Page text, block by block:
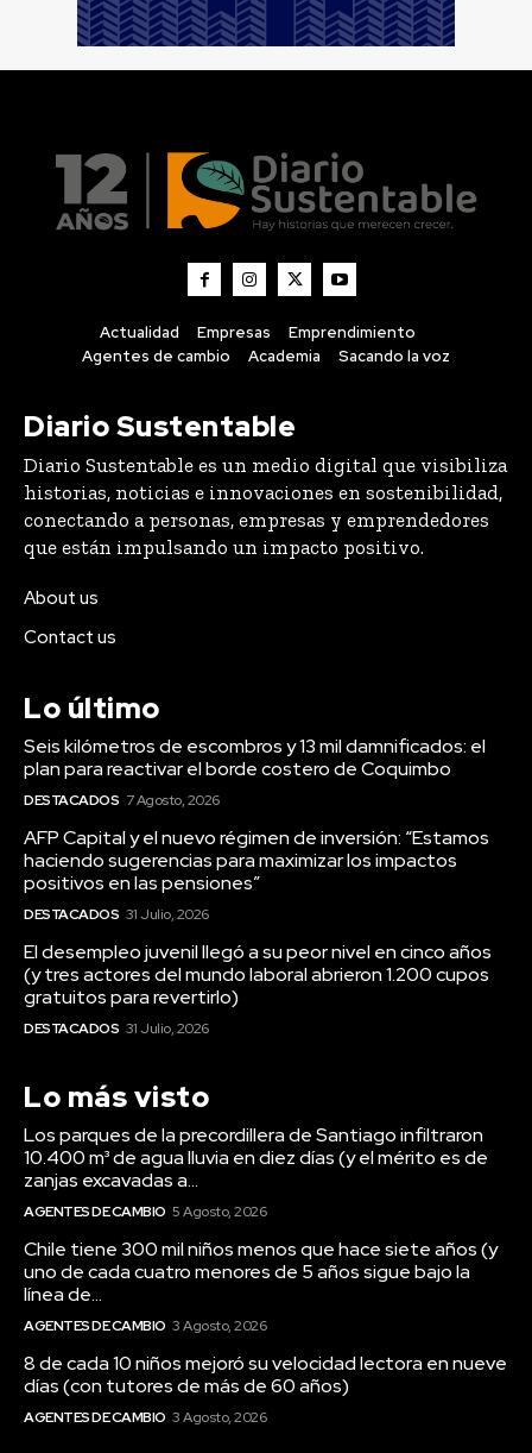
Actualidad Empresas
Emprendimiento
Agentes de cambio
Academia Sacando la voz
Diario Sustentable
Diario Sustentable es un medio digital que visibiliza
historias, noticias e innovaciones en sostenibilidad,
conectando a personas, empresas y emprendedores
que están impulsando un impacto positivo.
About us
Contact us
Lo último
Seis kilómetros de escombros y 13 mil damnificados: el
plan para reactivar el borde costero de Coquimbo
DESTACADOS 7 Agosto, 2026
AFP Capital y el nuevo régimen de inversión: “Estamos
haciendo sugerencias para maximizar los impactos
positivos en las pensiones”
DESTACADOS 31 Julio, 2026
El desempleo juvenil llegó a su peor nivel en cinco años
(y tres actores del mundo laboral abrieron 1.200 cupos
gratuitos para revertirlo)
DESTACADOS 31 Julio, 2026
Lo más visto
Los parques de la precordillera de Santiago infiltraron
10.400 m³ de agua lluvia en diez días (y el mérito es de
zanjas excavadas a...
AGENTES DE CAMBIO 5 Agosto, 2026
Chile tiene 300 mil niños menos que hace siete años (y
uno de cada cuatro menores de 5 años sigue bajo la
línea de...
AGENTES DE CAMBIO 3 Agosto, 2026
8 de cada 10 niños mejoró su velocidad lectora en nueve
días (con tutores de más de 60 años)
AGENTES DE CAMBIO 3 Agosto, 2026